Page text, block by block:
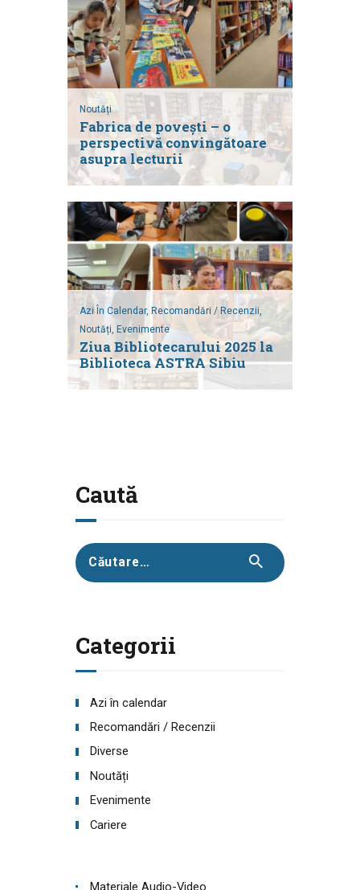
Noutăți
Fabrica de povești – o
perspectivă convingătoare
asupra lecturii
Azi În Calendar, Recomandări / Recenzii,
Noutăți, Evenimente
Ziua Bibliotecarului 2025 la
Biblioteca ASTRA Sibiu
Caută
Caută
după:
Categorii
Azi în calendar
Recomandări / Recenzii
Diverse
Noutăți
Evenimente
Cariere